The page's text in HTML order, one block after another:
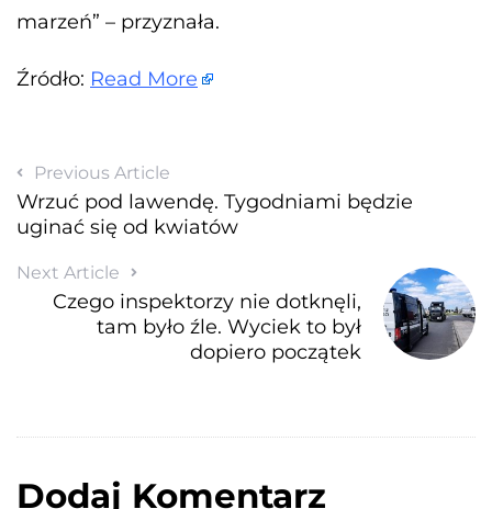
marzeń” – przyznała.
Źródło: Read More
Previous Article
Wrzuć pod lawendę. Tygodniami będzie
uginać się od kwiatów
Next Article
Czego inspektorzy nie dotknęli,
tam było źle. Wyciek to był
dopiero początek
Dodaj Komentarz